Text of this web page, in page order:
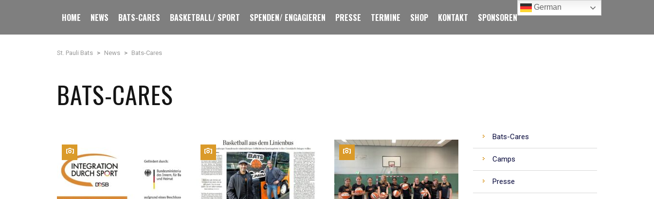
HOME NEWS BATS-CARES BASKETBALL/ SPORT SPENDEN/ ENGAGIEREN PRESSE TERMINE SHOP KONTAKT SPONSOREN
St. Pauli Bats > News > Bats-Cares
BATS-CARES
Bats-Cares
Camps
Presse
German